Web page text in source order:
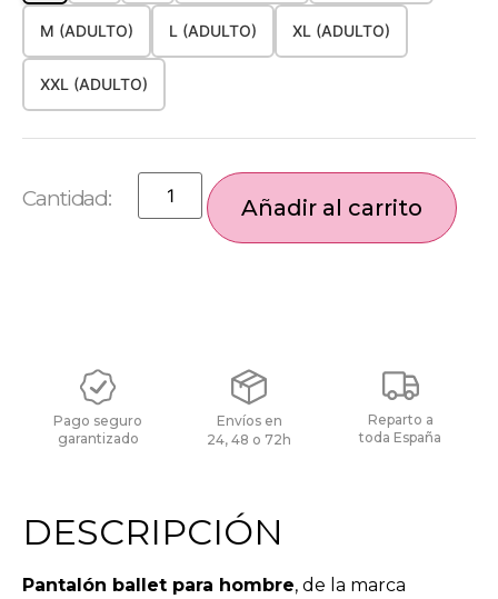
M (ADULTO) L (ADULTO) XL (ADULTO)
XXL (ADULTO)
Añadir al carrito
Pago seguro
garantizado
Envíos en
24, 48 o 72h
Reparto a
toda España
DESCRIPCIÓN
Pantalón ballet para hombre, de la marca